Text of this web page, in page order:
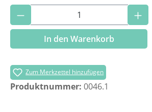
Produkt Anzahl: Gib den
In den Warenkorb
Zum Merkzettel hinzufügen
Produktnummer: 0046.1